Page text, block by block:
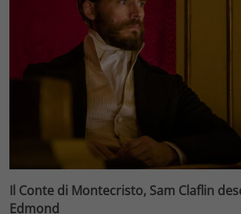
Il Conte di Montecristo, Sam Claflin
Edmond